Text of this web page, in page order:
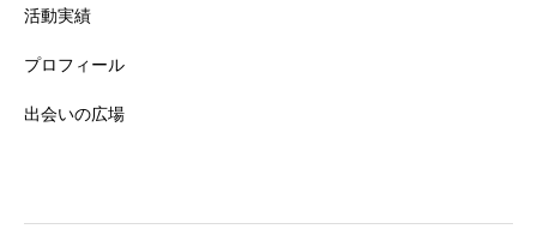
活動実績
プロフィール
出会いの広場